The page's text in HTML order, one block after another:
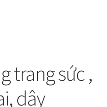
trang sức ,
dây